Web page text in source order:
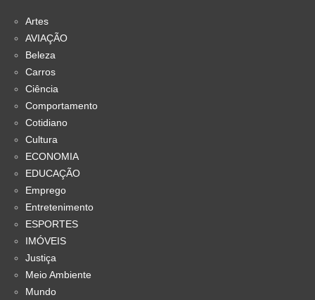
Artes
AVIAÇÃO
Beleza
Carros
Ciência
Comportamento
Cotidiano
Cultura
ECONOMIA
EDUCAÇÃO
Emprego
Entretenimento
ESPORTES
IMÓVEIS
Justiça
Meio Ambiente
Mundo